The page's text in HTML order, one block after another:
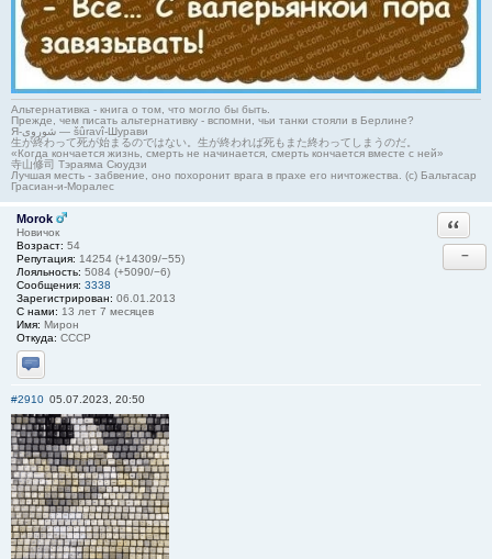
Альтернативка - книга о том, что могло бы быть.
Прежде, чем писать альтернативку - вспомни, чьи танки стояли в Берлине?
Я-شوروی — šûravî-Шурави
生が終わって死が始まるのではない。生が終われば死もまた終わってしまうのだ。
«Когда кончается жизнь, смерть не начинается, смерть кончается вместе с ней»
寺山修司 Тэраяма Сюудзи
Лучшая месть - забвение, оно похоронит врага в прахе его ничтожества. (с) Бальтасар
Грасиан-и-Моралес
Morok
Новичок
Возраст: 54
Репутация: 14254 (+14309/−55)
Лояльность: 5084 (+5090/−6)
Сообщения: 3338
Зарегистрирован: 06.01.2013
С нами: 13 лет 7 месяцев
Имя: Мирон
Откуда: СССР
Отправить личное сообщение
−
#2910 05.07.2023, 20:50